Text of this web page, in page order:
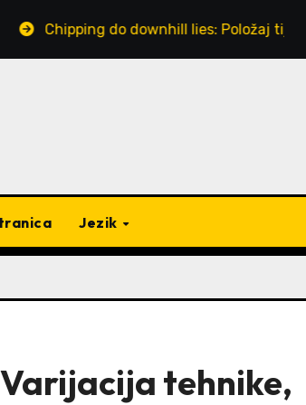
do downhill lies: Položaj tijela, Putanja
Jezik
tehnike,